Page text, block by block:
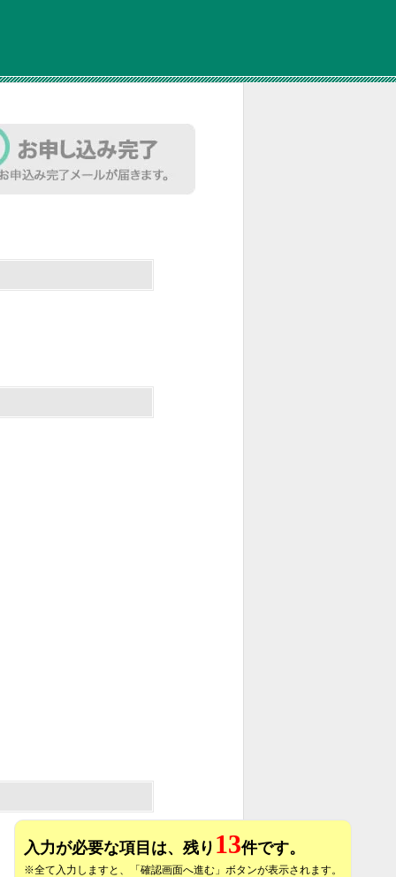
入力が必要な項目は、残り 13件です。
※全て入力しますと、「確認画面へ進む」ボタンが表示されます。